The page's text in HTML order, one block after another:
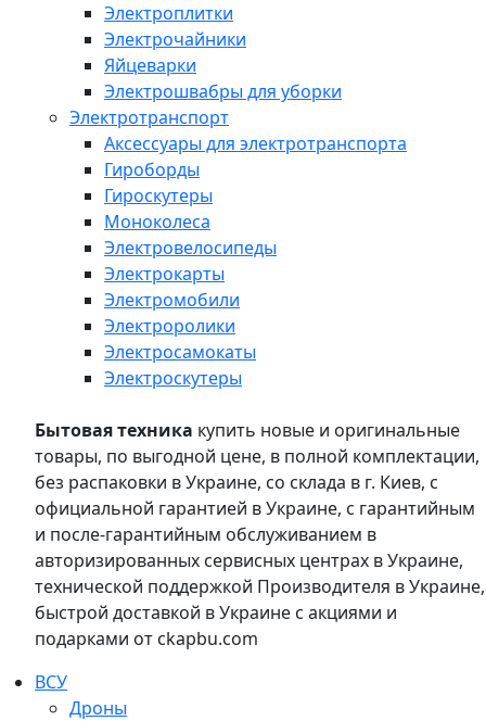
Электроплитки
Электрочайники
Яйцеварки
Электрошвабры для уборки
Электротранспорт
Аксессуары для электротранспорта
Гироборды
Гироскутеры
Моноколеса
Электровелосипеды
Электрокарты
Электромобили
Электроролики
Электросамокаты
Электроскутеры
Бытовая техника купить новые и оригинальные
товары, по выгодной цене, в полной комплектации,
без распаковки в Украине, со склада в г. Киев, с
официальной гарантией в Украине, с гарантийным
и после-гарантийным обслуживанием в
авторизированных сервисных центрах в Украине,
технической поддержкой Производителя в Украине,
быстрой доставкой в Украине с акциями и
подарками от ckapbu.com
ВСУ
Дроны